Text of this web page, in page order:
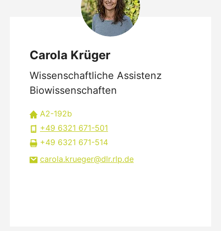
Carola Krüger
Wissenschaftliche Assistenz
Biowissenschaften
A2-192b
+49 6321 671-501
+49 6321 671-514
carola.krueger
dlr.rlp de